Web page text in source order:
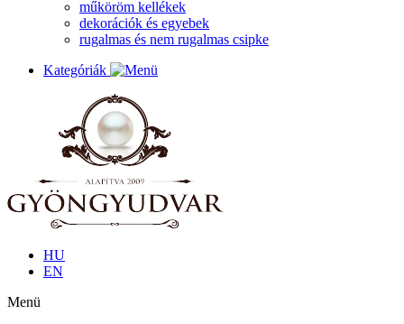
műköröm kellékek
dekorációk és egyebek
rugalmas és nem rugalmas csipke
Kategóriák
HU
EN
Menü